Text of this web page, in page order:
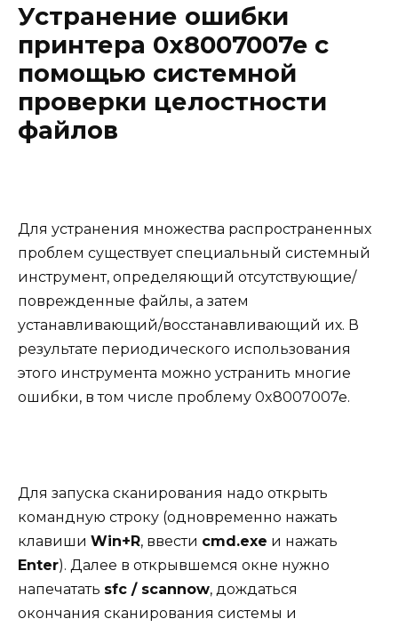
Устранение ошибки
принтера 0x8007007e с
помощью системной
проверки целостности
файлов
Для устранения множества распространенных
проблем существует специальный системный
инструмент, определяющий отсутствующие/
поврежденные файлы, а затем
устанавливающий/восстанавливающий их. В
результате периодического использования
этого инструмента можно устранить многие
ошибки, в том числе проблему 0x8007007e.
Для запуска сканирования надо открыть
командную строку (одновременно нажать
клавиши Win+R, ввести cmd.exe и нажать
Enter). Далее в открывшемся окне нужно
напечатать sfc / scannow, дождаться
окончания сканирования системы и